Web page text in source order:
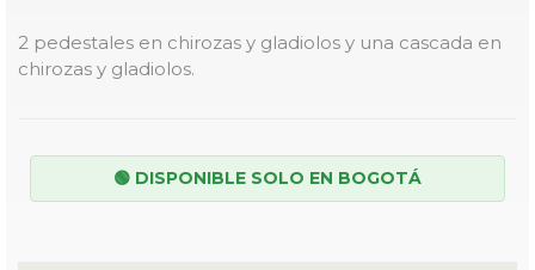
2 pedestales en chirozas y gladiolos y una cascada en
chirozas y gladiolos.
🟢 DISPONIBLE SOLO EN BOGOTÁ